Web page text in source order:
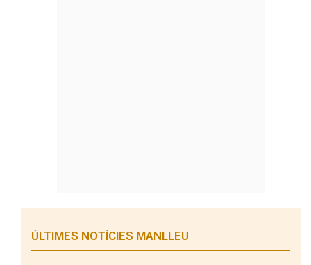
ÚLTIMES NOTÍCIES MANLLEU